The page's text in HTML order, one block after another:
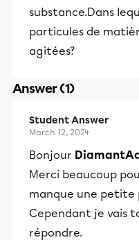
substance.Dans
particules de
agitées?
Answer (1)
Student Answer
March 12, 2024
Bonjour
Merci beaucoup
manque une petite
Cependant je vais
répondre.